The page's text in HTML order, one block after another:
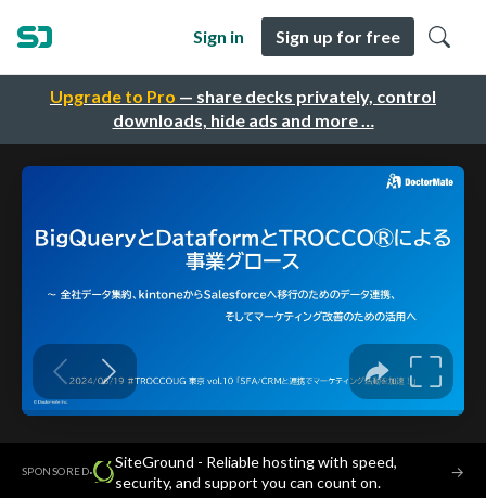
Upgrade to Pro — share decks privately, control
downloads, hide ads and more …
Sign in Sign up for free
SPONSORED·
SiteGround - Reliable hosting with speed,
security, and support you can count on.
→